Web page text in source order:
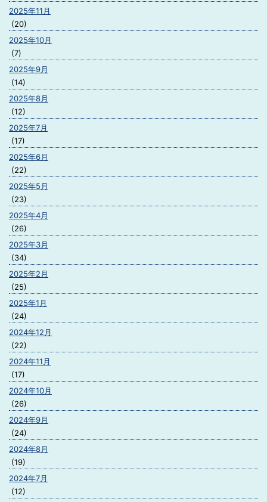
2025年11月
(20)
2025年10月
(7)
2025年9月
(14)
2025年8月
(12)
2025年7月
(17)
2025年6月
(22)
2025年5月
(23)
2025年4月
(26)
2025年3月
(34)
2025年2月
(25)
2025年1月
(24)
2024年12月
(22)
2024年11月
(17)
2024年10月
(26)
2024年9月
(24)
2024年8月
(19)
2024年7月
(12)